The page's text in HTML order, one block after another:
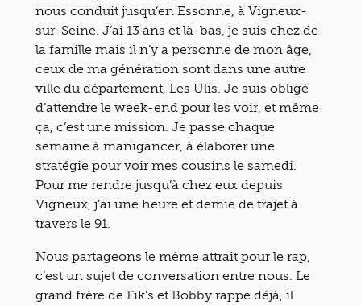
nous conduit jusqu’en Essonne, à Vigneux-
sur-Seine. J’ai 13 ans et là-bas, je suis chez de
la famille mais il n’y a personne de mon âge,
ceux de ma génération sont dans une autre
ville du département, Les Ulis. Je suis obligé
d’attendre le week-end pour les voir, et même
ça, c’est une mission. Je passe chaque
semaine à manigancer, à élaborer une
stratégie pour voir mes cousins le samedi.
Pour me rendre jusqu’à chez eux depuis
Vigneux, j’ai une heure et demie de trajet à
travers le 91.
Nous partageons le même attrait pour le rap,
c’est un sujet de conversation entre nous. Le
grand frère de Fik’s et Bobby rappe déjà, il